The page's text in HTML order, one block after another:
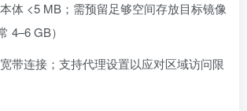
本体 <5 MB；需预留足够空间存放目标镜像
4–6 GB）
宽带连接；支持代理设置以应对区域访问限